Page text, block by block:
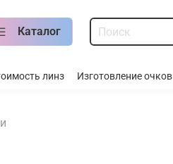
Каталог
линз Изготовление очков